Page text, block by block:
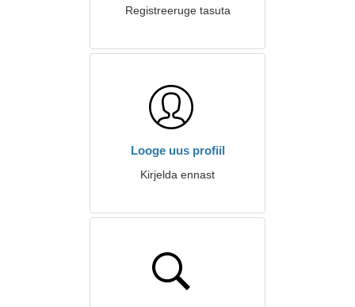
Registreeruge tasuta
Looge uus profiil
Kirjelda ennast